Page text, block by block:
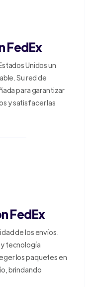
FedEx
Unidos un
Su red de
para garantizar
y satisfacer las
FedEx
de los envíos.
tecnología
los paquetes en
brindando